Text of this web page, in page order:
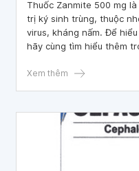
Thuốc Zanmite 500 mg
trị ký sinh trùng, thuộc
virus, kháng nấm. Để
hãy cùng tìm hiểu thêm
Xem thêm